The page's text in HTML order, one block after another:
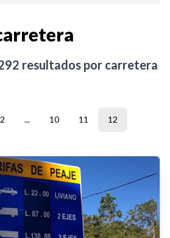
resultados por carretera
2 ... 10 11 12